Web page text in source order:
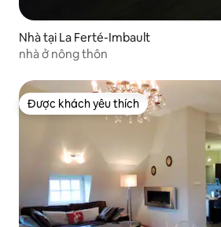
Nhà tại La Ferté-Imbault
nhà ở nông thôn
Được khách yêu thích
Được khách yêu thích